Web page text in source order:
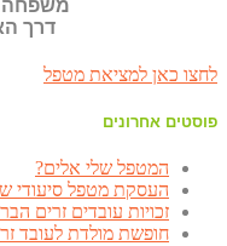
משפחה
דרך
לחצו כאן למציאת מטפל
פוסטים אחרונים
המטפל שלי אלים?
העסקת מטפל סיעודי
זכויות עובדים זרים
חופשת מולדת לעובד